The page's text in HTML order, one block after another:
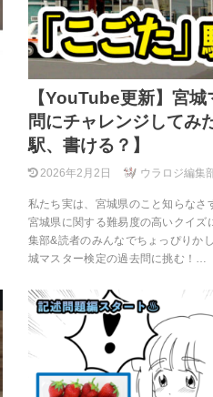
【YouTube更新】宮
問にチャレンジして
駅、書ける？】
2026年2月2日 ウラロジ編集
私たち実は、宮城県のこと知らなさ
宮城県に関する難易度の高いクイズ
集部&読者のみんなでちょっぴりか
城マスター検定の過去問に挑む！…